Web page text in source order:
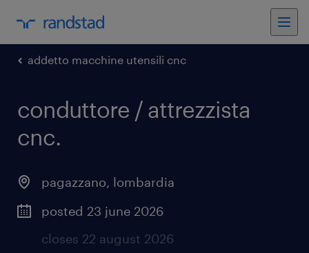
addetto macchine utensili cnc
conduttore / attrezzista
cnc.
pagazzano, lombardia
posted 23 june 2026
closes 22 august 2026